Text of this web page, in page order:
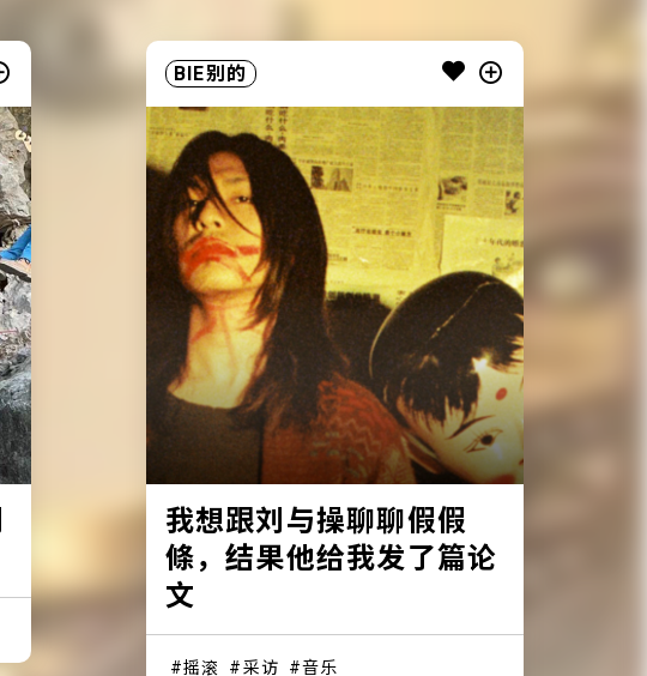
BIE别的
我想跟刘与操聊聊假假
條，结果他给我发了篇论
文
摇滚 采访 音乐